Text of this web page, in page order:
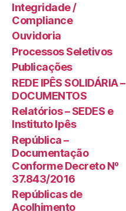
Integridade /
Compliance
Ouvidoria
Processos Seletivos
Publicações
REDE IPÊS SOLIDÁRIA –
DOCUMENTOS
Relatórios – SEDES e
Instituto Ipês
República –
Documentação
Conforme Decreto Nº
37.843/2016
Repúblicas de
Acolhimento